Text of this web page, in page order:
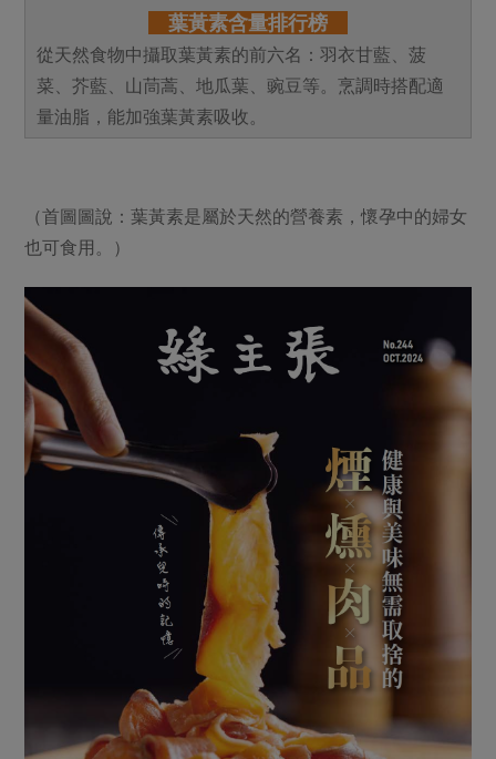
葉黃素含量排行榜
從天然食物中攝取葉黃素的前六名：羽衣甘藍、菠
菜、芥藍、山茼蒿、地瓜葉、豌豆等。烹調時搭配適
量油脂，能加強葉黃素吸收。
（首圖圖說：葉黃素是屬於天然的營養素，懷孕中的婦女
也可食用。）